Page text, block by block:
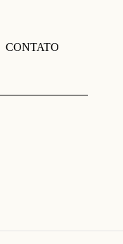
CONTATO